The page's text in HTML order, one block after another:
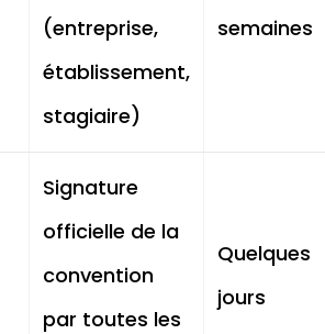
(entreprise,
établissement,
stagiaire)
semaines
Signature
officielle de la
convention
par toutes les
Quelques
jours